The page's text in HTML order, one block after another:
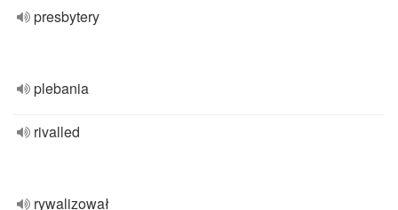
presbytery
plebania
rivalled
rywalizował